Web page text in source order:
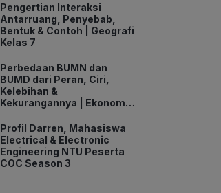
Pengertian Interaksi
Antarruang, Penyebab,
Bentuk & Contoh | Geografi
Kelas 7
Perbedaan BUMN dan
BUMD dari Peran, Ciri,
Kelebihan &
Kekurangannya | Ekonomi
Profil Darren, Mahasiswa
Electrical & Electronic
Engineering NTU Peserta
COC Season 3